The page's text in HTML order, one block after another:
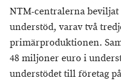
NTM-centralerna
understöd, varav två
primärproduktionen.
48 miljoner euro i
understödet till företag